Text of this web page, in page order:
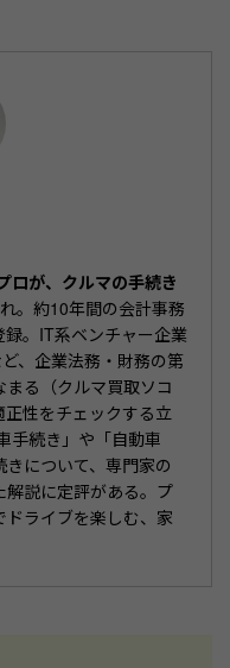
ロが、クルマの手続き
。約10年間の会計事務
。IT系ベンチャー企業
、企業法務・財務の第
る（クルマ買取ソコ
性をチェックする立
手続き」や「自動車
について、専門家の
説に定評がある。プ
ライブを楽しむ、家